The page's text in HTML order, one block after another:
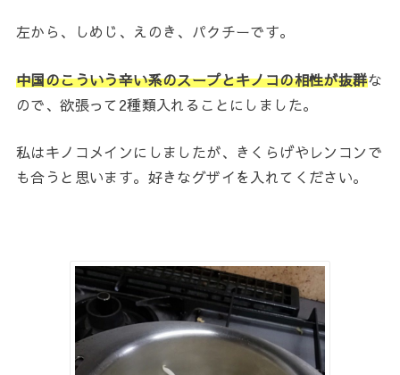
左から、しめじ、えのき、パクチーです。
中国のこういう辛い系のスープとキノコの相性が抜群な
ので、欲張って2種類入れることにしました。
私はキノコメインにしましたが、きくらげやレンコンで
も合うと思います。好きなグザイを入れてください。